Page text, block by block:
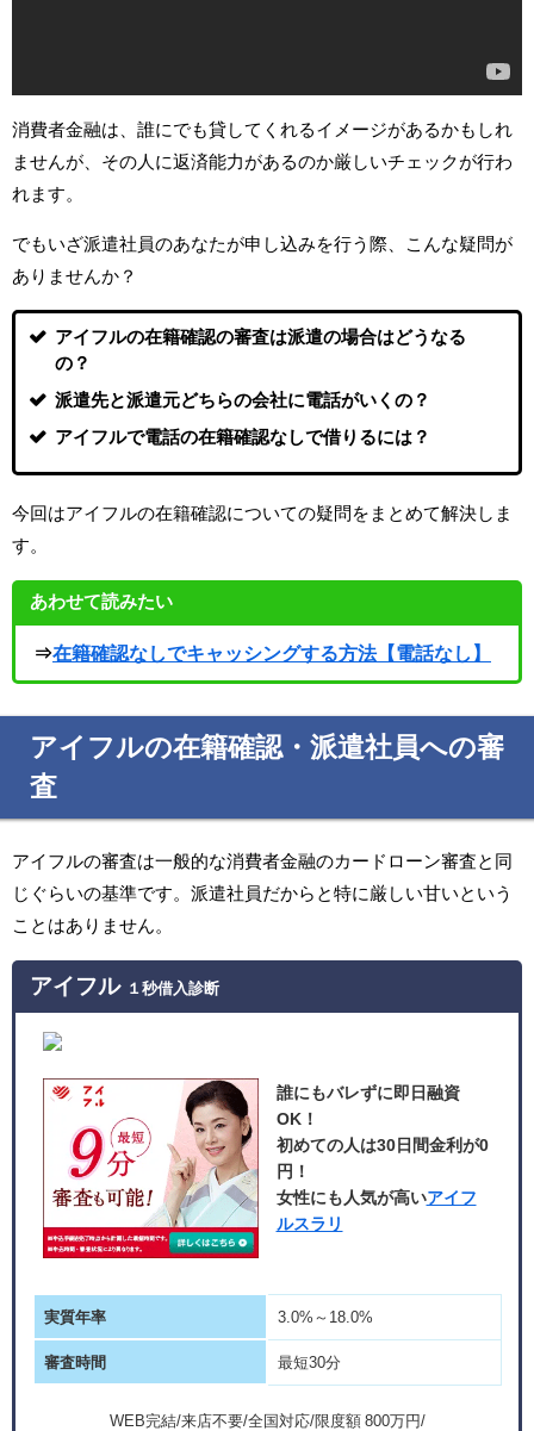
消費者金融は、誰にでも貸してくれるイメージがあるかもしれ
ませんが、その人に返済能力があるのか厳しいチェックが行わ
れます。
でもいざ派遣社員のあなたが申し込みを行う際、こんな疑問が
ありませんか？
アイフルの在籍確認の審査は派遣の場合はどうなる
の？
派遣先と派遣元どちらの会社に電話がいくの？
アイフルで電話の在籍確認なしで借りるには？
今回はアイフルの在籍確認についての疑問をまとめて解決しま
す。
あわせて読みたい
⇒在籍確認なしでキャッシングする方法【電話なし】
アイフルの在籍確認・派遣社員への審
査
アイフルの審査は一般的な消費者金融のカードローン審査と同
じぐらいの基準です。派遣社員だからと特に厳しい甘いという
ことはありません。
アイフル １秒借入診断
誰にもバレずに即日融資
OK！
初めての人は30日間金利が0
円！
女性にも人気が高いアイフ
ルスラリ
実質年率 3.0%～18.0%
審査時間 最短30分
WEB完結/来店不要/全国対応/限度額 800万円/